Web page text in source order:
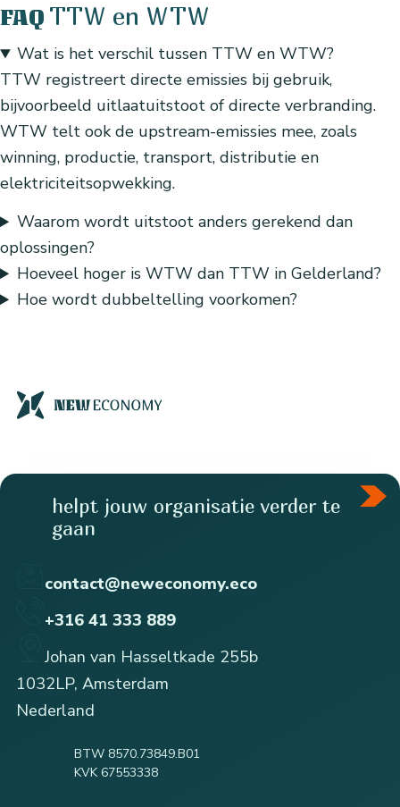
FAQ TTW en WTW
Wat is het verschil tussen TTW en WTW?
TTW registreert directe emissies bij gebruik,
bijvoorbeeld uitlaatuitstoot of directe verbranding.
WTW telt ook de upstream-emissies mee, zoals
winning, productie, transport, distributie en
elektriciteitsopwekking.
Waarom wordt uitstoot anders gerekend dan
oplossingen?
Hoeveel hoger is WTW dan TTW in Gelderland?
Hoe wordt dubbeltelling voorkomen?
helpt jouw organisatie verder te
gaan
contact@neweconomy.eco
+316 41 333 889
Johan van Hasseltkade 255b
1032LP, Amsterdam
Nederland
BTW 8570.73849.B01
KVK 67553338